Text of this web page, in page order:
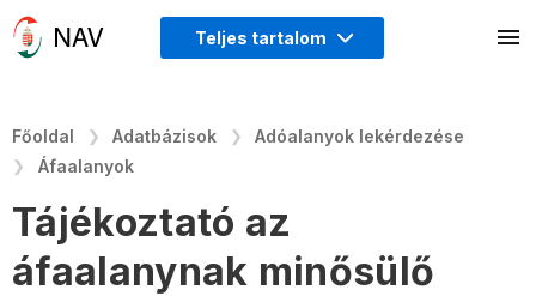
Teljes tartalom
Főoldal Adatbázisok
Adóalanyok lekérdezése
Áfaalanyok
Tájékoztató az
áfaalanynak minősülő